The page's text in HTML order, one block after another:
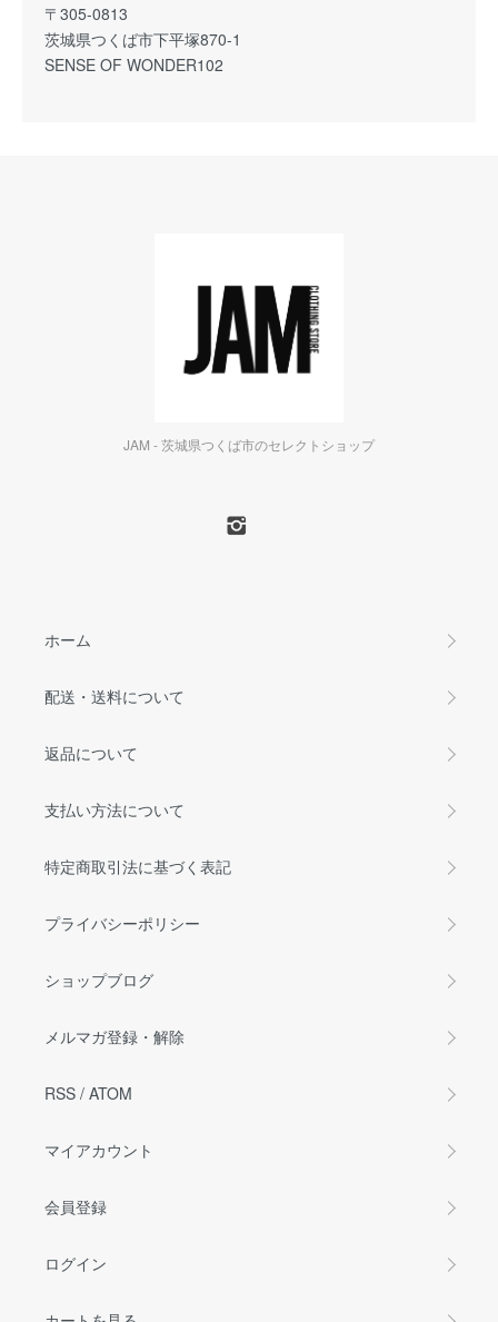
〒305-0813
茨城県つくば市下平塚870-1
SENSE OF WONDER102
JAM - 茨城県つくば市のセレクトショップ
ホーム
配送・送料について
返品について
支払い方法について
特定商取引法に基づく表記
プライバシーポリシー
ショップブログ
メルマガ登録・解除
RSS / ATOM
マイアカウント
会員登録
ログイン